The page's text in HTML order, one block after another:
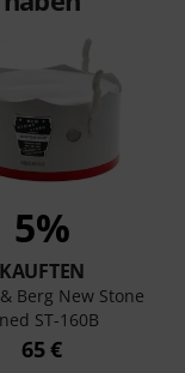
5%
KAUFTEN
Berg New Stone
ST-160B
65 €